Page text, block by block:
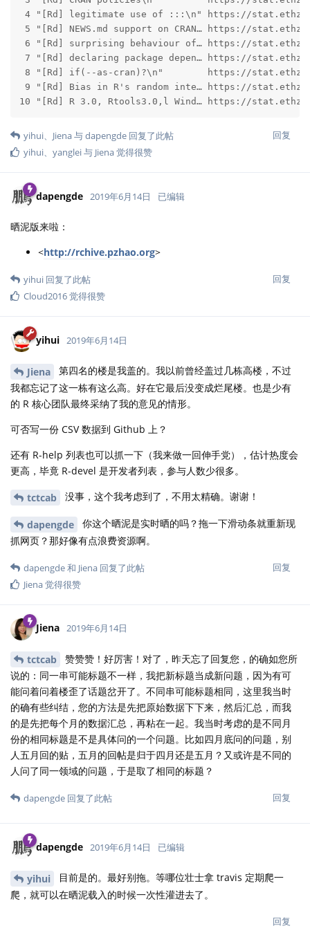
4 "[Rd] legitimate use of :::\n" https://
5 "[Rd] NEWS.md support on CRAN… https://
6 "[Rd] surprising behaviour of… https://
7 "[Rd] declaring package depen… https://
8 "[Rd] if(--as-cran)?\n"        https://
9 "[Rd] Bias in R's random inte… https://
10 "[Rd] R 3.0, Rtools3.0,l Wind… https://
回复
yihui、 Jiena与dapengde 回复了此帖
yihui、 yanglei与 Jiena觉得很赞
dapengde 2019年6月14日 已编辑
晒泥版来啦：
<http://rchive.pzhao.org>
回复
yihui 回复了此帖
Cloud2016觉得很赞
yihui 2019年6月14日
Jiena
第四名的楼是我盖的。我以前曾经盖过几栋高楼，不过
我都忘记了这一栋有这么高。好在它最后没变成烂尾楼。也是少有
的 R 核心团队最终采纳了我的意见的情形。
可否写一份 CSV 数据到 Github 上？
还有 R-help 列表也可以抓一下（我来做一回伸手党），估计热度会
更高，毕竟 R-devel 是开发者列表，参与人数少很多。
tctcab 没事，这个我考虑到了，不用太精确。谢谢！
dapengde
你这个晒泥是实时晒的吗？拖一下滑动条就重新现
抓网页？那好像有点浪费资源啊。
回复
dapengde和 Jiena 回复了此帖
Jiena觉得很赞
Jiena 2019年6月14日
tctcab
赞赞赞！好厉害！对了，昨天忘了回复您，的确如您所
说的：同一串可能标题不一样，我把新标题当成新问题，因为有可
能问着问着楼歪了话题岔开了。不同串可能标题相同，这里我当时
的确有些纠结，您的方法是先把原始数据下下来，然后汇总，而我
的是先把每个月的数据汇总，再粘在一起。我当时考虑的是不同月
份的相同标题是不是具体问的一个问题。比如四月底问的问题，别
人五月回的贴，五月的回帖是归于四月还是五月？又或许是不同的
人问了同一领域的问题，于是取了相同的标题？
回复
dapengde 回复了此帖
dapengde 2019年6月14日 已编辑
yihui
目前是的。最好别拖。等哪位壮士拿 travis 定期爬一
爬，就可以在晒泥载入的时候一次性灌进去了。
回复